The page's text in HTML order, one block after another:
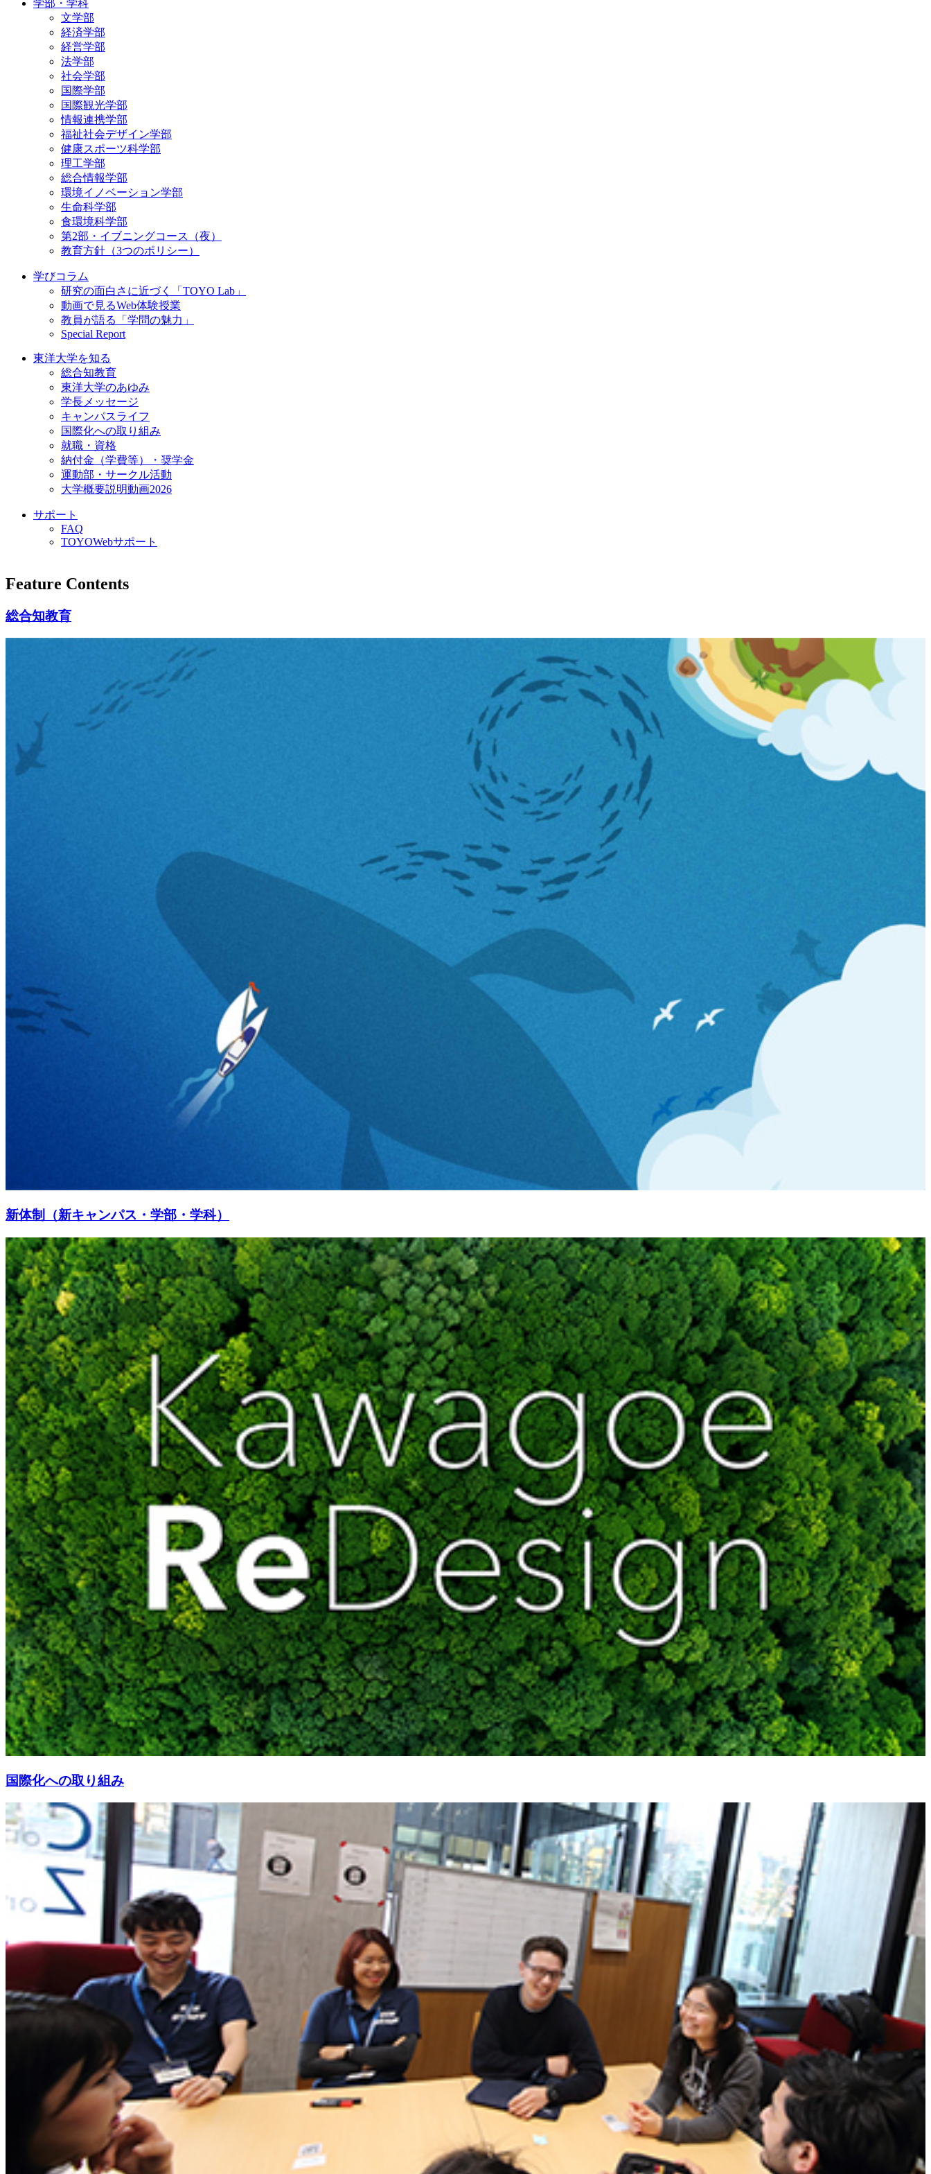
学部・学科
文学部
経済学部
経営学部
法学部
社会学部
国際学部
国際観光学部
情報連携学部
福祉社会デザイン学部
健康スポーツ科学部
理工学部
総合情報学部
環境イノベーション学部
生命科学部
食環境科学部
第2部・イブニングコース（夜）
教育方針（3つのポリシー）
学びコラム
研究の面白さに近づく「TOYO Lab」
動画で見るWeb体験授業
教員が語る「学問の魅力」
Special Report
東洋大学を知る
総合知教育
東洋大学のあゆみ
学長メッセージ
キャンパスライフ
国際化への取り組み
就職・資格
納付金（学費等）・奨学金
運動部・サークル活動
大学概要説明動画2026
サポート
FAQ
TOYOWebサポート
Feature Contents
総合知教育
新体制（新キャンパス・学部・学科）
国際化への取り組み